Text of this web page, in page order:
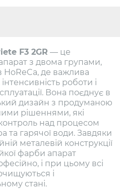
F3 2GR — це
з двома групами,
HoReCa, де важлива
роботи і
Вона поєднує в
дизайн з продуманою
рішеннями, які
над процесом
та гарячої води. Завдяки
металевій конструкції
фарби апарат
і при цьому всі
і
стані.